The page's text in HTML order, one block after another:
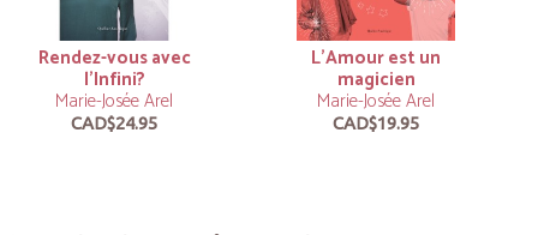
Rendez-vous avec
l'Infini?
Marie-Josée Arel
CAD$24.95
L’Amour est un
magicien
Marie-Josée Arel
CAD$19.95